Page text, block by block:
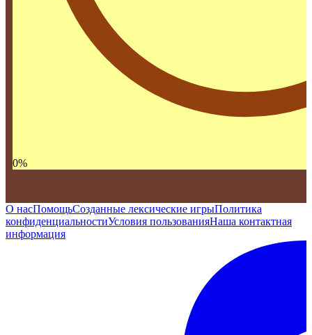
0%
О насПомощьСозданные лексические игрыПолитика
конфиденциальностиУсловия пользованияНаша контактная
информация